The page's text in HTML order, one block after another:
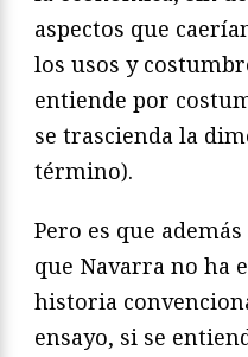
aspectos que
los usos y
entiende por
se trascienda la
término).
Pero es que
que Navarra no ha
historia
ensayo, si se